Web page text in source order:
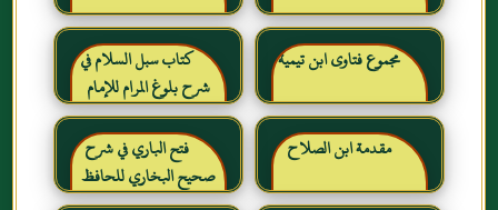
مجموع فتاوى ابن تيمية
كتاب سبل السلام في
شرح بلوغ المرام للإمام
الصنعاني رحمه الله
مقدمة ابن الصلاح
فتح الباري في شرح
صحيح البخاري للحافظ
ابن حجر العسقلاني